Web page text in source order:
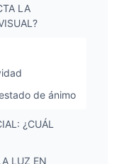
LA
de ánimo
¿CUÁL
LUZ EN